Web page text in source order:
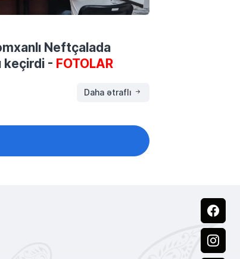
Neftçalada
keçirdi - FOTOLAR
Daha ətraflı
Facebook
Instagram